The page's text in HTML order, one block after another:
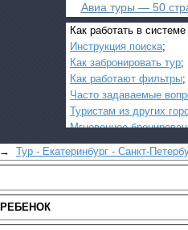
Авиа туры — 50
Как работать в
Инструкция поиска;
Как забронировать тур;
Как работают фильтры;
Часто задаваемые
Туристам из других
Мгновенное
→ Тур - Екатеринбург - Санкт-
РЕБЕНОК